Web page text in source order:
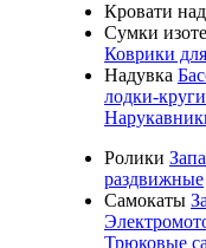
Кровати
Cумки
Коврики
Надувка
лодки-круги
Ролики
раздвижные
Самокаты
Трюковые